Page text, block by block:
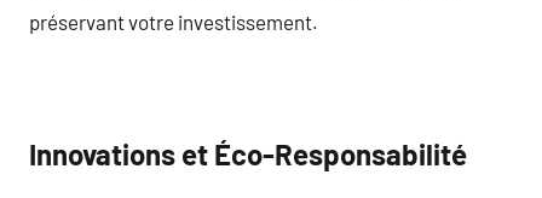
préservant votre investissement.
Innovations et Éco-Responsabilité